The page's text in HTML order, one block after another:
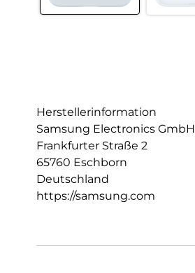
Herstellerinformation
Samsung Electronics GmbH
Frankfurter Straße 2
65760 Eschborn
Deutschland
https://samsung.com